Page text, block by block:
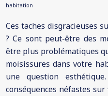
habitation
Ces taches disgracieuses
? Ce sont peut-être des
être plus problématiques
moisissures dans votre
une question
conséquences néfastes